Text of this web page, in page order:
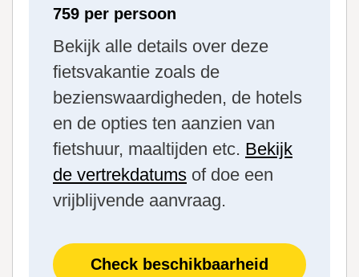
759 per persoon
Bekijk alle details over deze
fietsvakantie zoals de
bezienswaardigheden, de hotels
en de opties ten aanzien van
fietshuur, maaltijden etc. Bekijk
de vertrekdatums of doe een
vrijblijvende aanvraag.
Check beschikbaarheid